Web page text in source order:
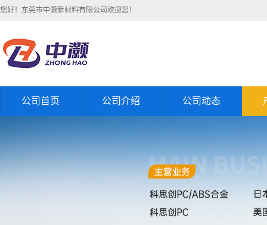
您好！东莞市中灏新材料有限公司欢迎您！
公司首页 公司介绍 公司动态